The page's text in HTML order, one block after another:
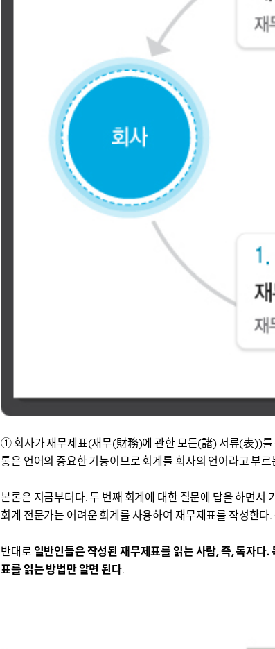
① 회사가 재무제표(재무(財務)에 관한 모든(諸) 서류(表))
통은 언어의 중요한 기능이므로 회계를 회사의 언어라고 부
본론은 지금부터다. 두 번째 회계에 대한 질문에 답을 하면서
회계 전문가는 어려운 회계를 사용하여 재무제표를 작성한
반대로 일반인들은 작성된 재무제표를 읽는 사람, 즉, 독자다
표를 읽는 방법만 알면 된다.